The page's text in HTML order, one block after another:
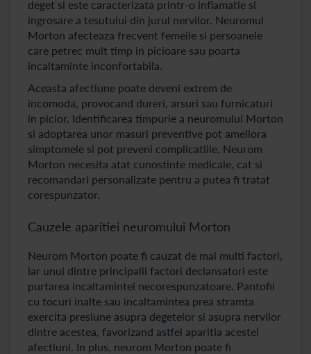
deget si este caracterizata printr-o inflamatie si
ingrosare a tesutului din jurul nervilor. Neuromul
Morton afecteaza frecvent femeile si persoanele
care petrec mult timp in picioare sau poarta
incaltaminte inconfortabila.
Aceasta afectiune poate deveni extrem de
incomoda, provocand dureri, arsuri sau furnicaturi
in picior. Identificarea timpurie a neuromului Morton
si adoptarea unor masuri preventive pot ameliora
simptomele si pot preveni complicatiile. Neurom
Morton necesita atat cunostinte medicale, cat si
recomandari personalizate pentru a putea fi tratat
corespunzator.
Cauzele aparitiei neuromului Morton
Neurom Morton poate fi cauzat de mai multi factori,
iar unul dintre principalii factori declansatori este
purtarea incaltamintei necorespunzatoare. Pantofii
cu tocuri inalte sau incaltamintea prea stramta
exercita presiune asupra degetelor si asupra nervilor
dintre acestea, favorizand astfel aparitia acestei
afectiuni. In plus, neurom Morton poate fi